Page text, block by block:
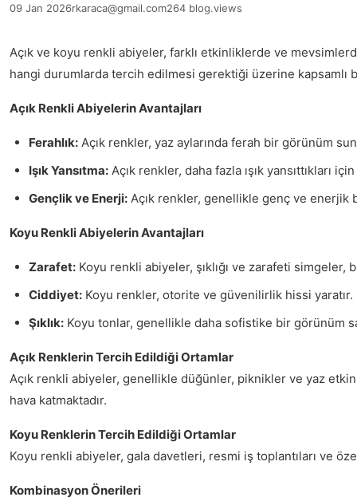
09 Jan 2026rkaraca@gmail.com264 blog.views
Açık ve koyu renkli abiyeler, farklı etkinliklerde ve
hangi durumlarda tercih edilmesi gerektiği üzerine kapsamlı
Açık Renkli Abiyelerin Avantajları
Ferahlık: Açık renkler, yaz aylarında ferah bir görünüm
Işık Yansıtma: Açık renkler, daha fazla ışık yansıttıkları
Gençlik ve Enerji: Açık renkler, genellikle genç ve enerjik
Koyu Renkli Abiyelerin Avantajları
Zarafet: Koyu renkli abiyeler, şıklığı ve zarafeti
Ciddiyet: Koyu renkler, otorite ve güvenilirlik hissi yaratır.
Şıklık: Koyu tonlar, genellikle daha sofistike bir görünüm
Açık Renklerin Tercih Edildiği Ortamlar
Açık renkli abiyeler, genellikle düğünler, piknikler ve yaz
hava katmaktadır.
Koyu Renklerin Tercih Edildiği Ortamlar
Koyu renkli abiyeler, gala davetleri, resmi iş toplantıları ve
Kombinasyon Önerileri